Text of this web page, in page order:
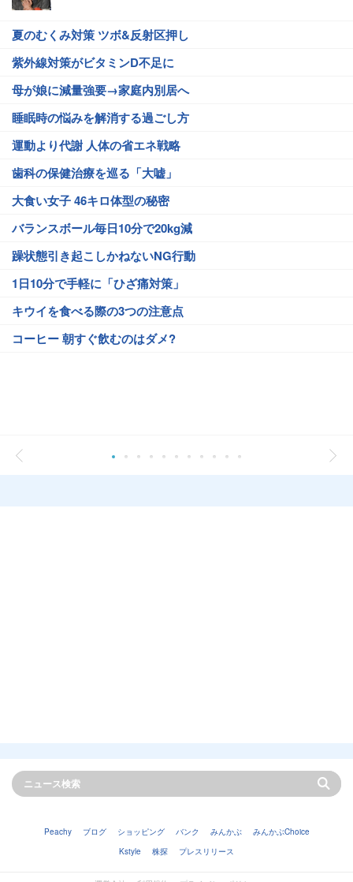
夏のむくみ対策 ツボ&反射区押し
紫外線対策がビタミンD不足に
母が娘に減量強要→家庭内別居へ
睡眠時の悩みを解消する過ごし方
運動より代謝 人体の省エネ戦略
歯科の保健治療を巡る「大嘘」
大食い女子 46キロ体型の秘密
バランスボール毎日10分で20kg減
躁状態引き起こしかねないNG行動
1日10分で手軽に「ひざ痛対策」
キウイを食べる際の3つの注意点
コーヒー 朝すぐ飲むのはダメ?
Peachy ブログ ショッピング バンク みんかぶ
みんかぶChoice
Kstyle
株探 プレスリリース